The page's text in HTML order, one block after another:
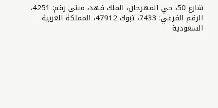
شارع 50، حي المهرجان، الملك فهد، مبنى رقم: 4251،
الرقم الفرعي: 7433، تبوك 47912، المملكة العربية
السعودية